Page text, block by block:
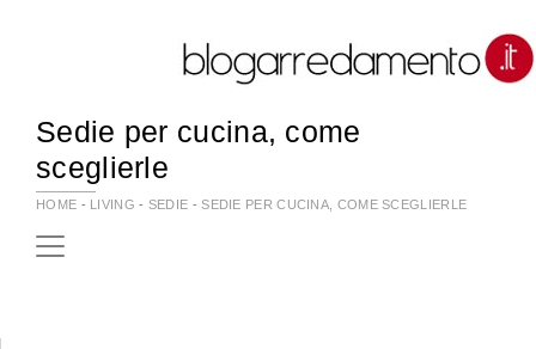
Sedie per cucina, come
sceglierle
HOME - LIVING - SEDIE -SEDIE PER CUCINA, COME SCEGLIERLE